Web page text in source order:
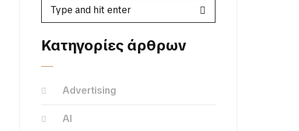
Κατηγορίες άρθρων
Advertising
AI